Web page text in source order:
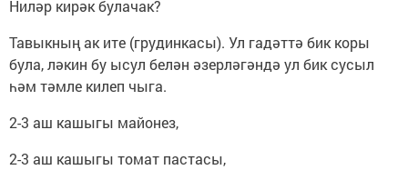
Ниләр кирәк булачак?
Тавыкның ак ите (грудинкасы). Ул гадәттә бик коры
була, ләкин бу ысул белән әзерләгәндә ул бик сусыл
һәм тәмле килеп чыга.
2-3 аш кашыгы майонез,
2-3 аш кашыгы томат пастасы,